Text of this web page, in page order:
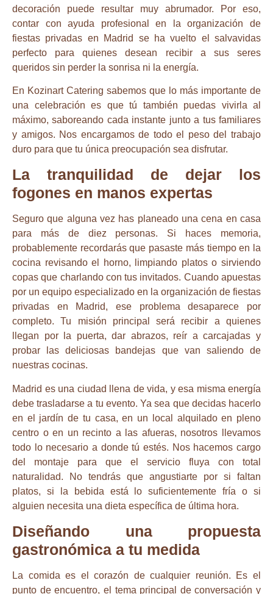
decoración puede resultar muy abrumador. Por eso,
contar con ayuda profesional en laorganización de
fiestas privadas en Madrid
se ha vuelto el salvavidas
perfecto para quienes desean recibir a sus seres
queridos sin perder la sonrisa ni la energía.
En Kozinart Catering sabemos que lo más importante de
una celebración es que tú también puedas vivirla al
máximo, saboreando cada instante junto a tus familiares
y amigos. Nos encargamos de todo el peso del trabajo
duro para que tu única preocupación sea disfrutar.
La tranquilidad de dejar los
fogones en manos expertas
Seguro que alguna vez has planeado una cena en casa
para más de diez personas. Si haces memoria,
probablemente recordarás que pasaste más tiempo en la
cocina revisando el horno, limpiando platos o sirviendo
copas que charlando con tus invitados. Cuando apuestas
por un equipo especializado en la organización de fiestas
privadas en Madrid, ese problema desaparece por
completo. Tu misión principal será recibir a quienes
llegan por la puerta, dar abrazos, reír a carcajadas y
probar las deliciosas bandejas que van saliendo de
nuestras cocinas.
Madrid es una ciudad llena de vida, y esa misma energía
debe trasladarse a tu evento. Ya sea que decidas hacerlo
en el jardín de tu casa, en un local alquilado en pleno
centro o en un recinto a las afueras, nosotros llevamos
todo lo necesario a donde tú estés. Nos hacemos cargo
del montaje para que el servicio fluya con total
naturalidad. No tendrás que angustiarte por si faltan
platos, si la bebida está lo suficientemente fría o si
alguien necesita una dieta específica de última hora.
Diseñando una propuesta
gastronómica a tu medida
La comida es el corazón de cualquier reunión. Es el
punto de encuentro, el tema principal de conversación y